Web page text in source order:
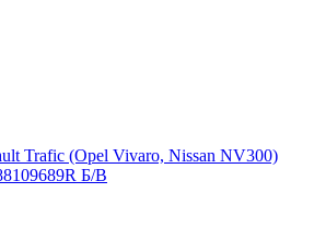
Trafic (Opel Vivaro, Nissan NV300)
Б/В